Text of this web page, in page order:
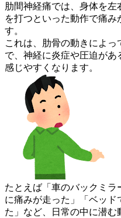
肋間神経痛では、身体を左
を打つといった動作で痛
す。
これは、肋骨の動きによ
で、神経に炎症や圧迫があ
感じやすくなり ます。
たとえば「車のバックミラ
に痛みが走った」「ベッド
た」など、日 常の中に潜む